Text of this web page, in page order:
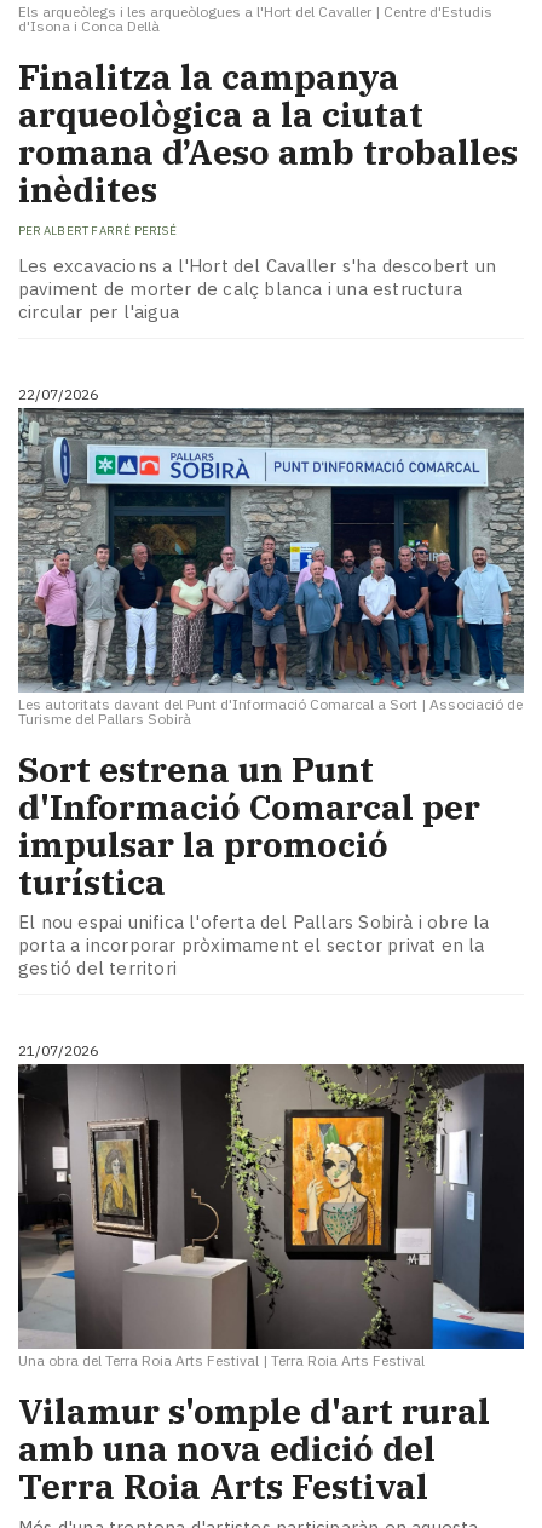
Els arqueòlegs i les arqueòlogues a l'Hort del Cavaller | Centre d'Estudis
d'Isona i Conca Dellà
Finalitza la campanya
arqueològica a la ciutat
romana d’Aeso amb troballes
inèdites
PER ALBERT FARRÉ PERISÉ
Les excavacions a l'Hort del Cavaller s'ha descobert un
paviment de morter de calç blanca i una estructura
circular per l'aigua
22/07/2026
Les autoritats davant del Punt d'Informació Comarcal a Sort | Associació de
Turisme del Pallars Sobirà
Sort estrena un Punt
d'Informació Comarcal per
impulsar la promoció
turística
El nou espai unifica l'oferta del Pallars Sobirà i obre la
porta a incorporar pròximament el sector privat en la
gestió del territori
21/07/2026
Una obra del Terra Roia Arts Festival | Terra Roia Arts Festival
Vilamur s'omple d'art rural
amb una nova edició del
Terra Roia Arts Festival